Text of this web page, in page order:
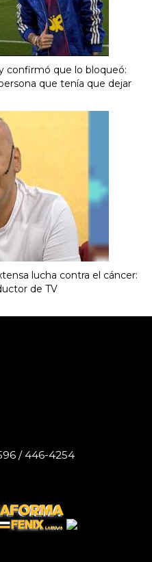
confirmó que lo bloqueó:
que tenía que dejar
lucha contra el cáncer:
de TV
/ 446-4254